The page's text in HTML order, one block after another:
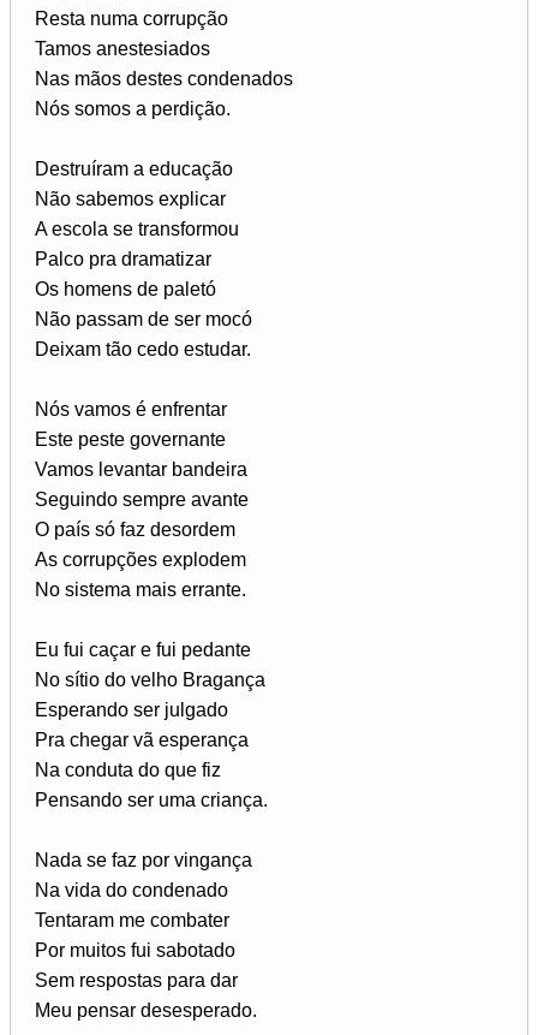
Resta numa corrupção
Tamos anestesiados
Nas mãos destes condenados
Nós somos a perdição.
Destruíram a educação
Não sabemos explicar
A escola se transformou
Palco pra dramatizar
Os homens de paletó
Não passam de ser mocó
Deixam tão cedo estudar.
Nós vamos é enfrentar
Este peste governante
Vamos levantar bandeira
Seguindo sempre avante
O país só faz desordem
As corrupções explodem
No sistema mais errante.
Eu fui caçar e fui pedante
No sítio do velho Bragança
Esperando ser julgado
Pra chegar vã esperança
Na conduta do que fiz
Pensando ser uma criança.
Nada se faz por vingança
Na vida do condenado
Tentaram me combater
Por muitos fui sabotado
Sem respostas para dar
Meu pensar desesperado.